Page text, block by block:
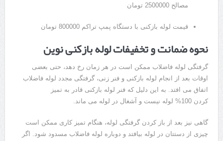
مصالح 2500000 تومان
قیمت لوله بازکنی با دستگاه پمپ تراکم 800000 تومان
نحوه ضمانت و تخفیفات لوله بازکنی نوین
گرفتگی لوله فاضلاب ممکن است در هر زمان رخ دهد، حتی بعضی
اوقات بعد از انجام لوله بازکنی و فنر زنی، گرفتگی مجدد لوله فاضلاب
اتفاق می افتد. به این دلیل که فنر لوله بازکنی قادر به تمیز
کردن 100% لوله نیست و آشغال در لوله می ماند.
گاهی نیز بعد از باز کردن گرفتگی لوله، هنگام تمیز کاری ممکن است
چیزی از دستتان در لوله بیافتد و دوباره لوله فاضلاب مسدود شود. اگر